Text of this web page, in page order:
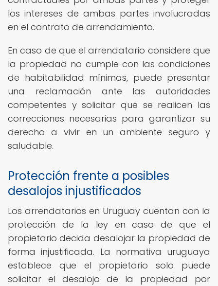
los intereses de ambas partes involucradas
en el contrato de arrendamiento.
En caso de que el arrendatario considere que
la propiedad no cumple con las condiciones
de habitabilidad mínimas, puede presentar
una reclamación ante las autoridades
competentes y solicitar que se realicen las
correcciones necesarias para garantizar su
derecho a vivir en un ambiente seguro y
saludable.
Protección frente a posibles
desalojos injustificados
Los arrendatarios en Uruguay cuentan con la
protección de la ley en caso de que el
propietario decida desalojar la propiedad de
forma injustificada. La normativa uruguaya
establece que el propietario solo puede
solicitar el desalojo de la propiedad por